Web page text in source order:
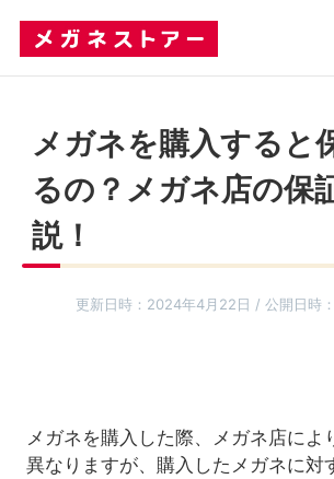
メガネを購入すると
るの？メガネ店の保
説！
更新日時：2024年4月22日 / 公開日時
メガネを購入した際、メガネ店によ
異なりますが、購入したメガネに対